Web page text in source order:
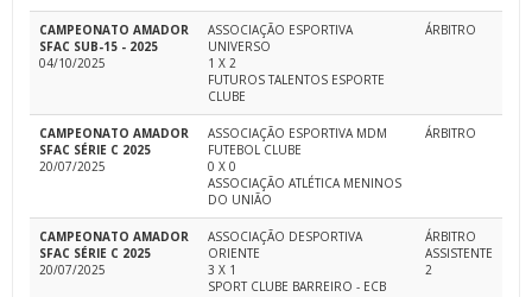
CAMPEONATO AMADOR
SFAC SUB-15 - 2025
04/10/2025
ASSOCIAÇÃO ESPORTIVA
UNIVERSO
1 X 2
FUTUROS TALENTOS ESPORTE
CLUBE
ÁRBITRO
CAMPEONATO AMADOR
SFAC SÉRIE C 2025
20/07/2025
ASSOCIAÇÃO ESPORTIVA MDM
FUTEBOL CLUBE
0 X 0
ASSOCIAÇÃO ATLÉTICA MENINOS
DO UNIÃO
ÁRBITRO
CAMPEONATO AMADOR
SFAC SÉRIE C 2025
20/07/2025
ASSOCIAÇÃO DESPORTIVA
ORIENTE
3 X 1
SPORT CLUBE BARREIRO - ECB
ÁRBITRO
ASSISTENTE
2